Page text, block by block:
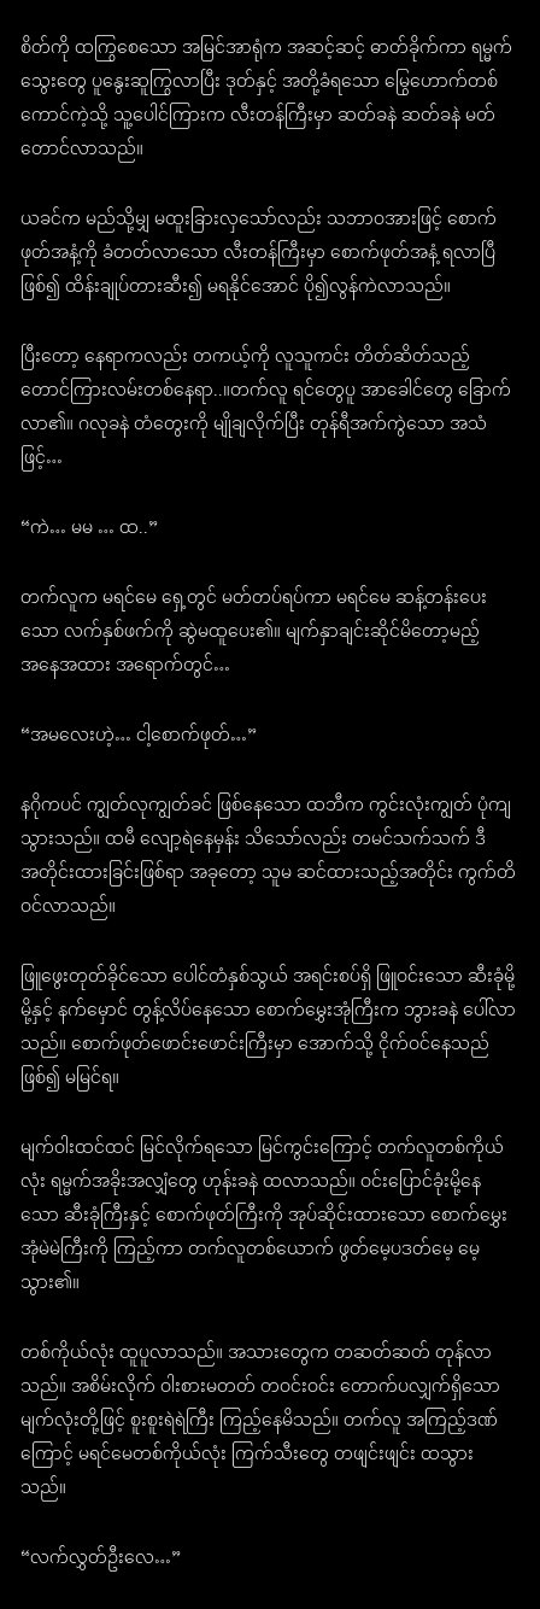
စိတ်ကို ထကြွစေသော အမြင်အာရုံက အဆင့်ဆင့် ဓာတ်ခိုက်ကာ ရမ္မက်
သွေးတွေ ပူနွေးဆူကြွလာပြီး ဒုတ်နှင့် အတို့ခံရသော မြွေဟောက်တစ်
ကောင်ကဲ့သို့ သူ့ပေါင်ကြားက လီးတန်ကြီးမှာ ဆတ်ခနဲ ဆတ်ခနဲ မတ်
တောင်လာသည်။
ယခင်က မည်သို့မျှ မထူးခြားလှသော်လည်း သဘာဝအားဖြင့် စောက်
ဖုတ်အနံ့ကို ခံတတ်လာသော လီးတန်ကြီးမှာ စောက်ဖုတ်အနံ့ ရလာပြီ
ဖြစ်၍ ထိန်းချုပ်တားဆီး၍ မရနိုင်အောင် ပို၍လွန်ကဲလာသည်။
ပြီးတော့ နေရာကလည်း တကယ့်ကို လူသူကင်း တိတ်ဆိတ်သည့်
တောင်ကြားလမ်းတစ်နေရာ..။တက်လူ ရင်တွေပူ အာခေါင်တွေ ခြောက်
လာ၏။ ဂလုခနဲ တံတွေးကို မျိုချလိုက်ပြီး တုန်ရီအက်ကွဲသော အသံ
ဖြင့်…
“ကဲ… မမ … ထ..”
တက်လူက မရင်မေ ရှေ့တွင် မတ်တပ်ရပ်ကာ မရင်မေ ဆန့်တန်းပေး
သော လက်နှစ်ဖက်ကို ဆွဲမထူပေး၏။ မျက်နှာချင်းဆိုင်မိတော့မည့်
အနေအထား အရောက်တွင်…
“အမလေးဟဲ့… ငါ့စောက်ဖုတ်…”
နဂိုကပင် ကျွတ်လုကျွတ်ခင် ဖြစ်နေသော ထဘီက ကွင်းလုံးကျွတ် ပုံကျ
သွားသည်။ ထမီ လျော့ရဲနေမှန်း သိသော်လည်း တမင်သက်သက် ဒီ
အတိုင်းထားခြင်းဖြစ်ရာ အခုတော့ သူမ ဆင်ထားသည့်အတိုင်း ကွက်တိ
ဝင်လာသည်။
ဖြူဖွေးတုတ်ခိုင်သော ပေါင်တံနှစ်သွယ် အရင်းစပ်ရှိ ဖြူဝင်းသော ဆီးခုံမို့
မို့နှင့် နက်မှောင် တွန့်လိပ်နေသော စောက်မွှေးအုံကြီးက ဘွားခနဲ ပေါ်လာ
သည်။ စောက်ဖုတ်ဖောင်းဖောင်းကြီးမှာ အောက်သို့ ငိုက်ဝင်နေသည်
ဖြစ်၍ မမြင်ရ။
မျက်ဝါးထင်ထင် မြင်လိုက်ရသော မြင်ကွင်းကြောင့် တက်လူတစ်ကိုယ်
လုံး ရမ္မက်အခိုးအလျှံတွေ ဟုန်းခနဲ ထလာသည်။ ဝင်းပြောင်ခုံးမို့နေ
သော ဆီးခုံကြီးနှင့် စောက်ဖုတ်ကြီးကို အုပ်ဆိုင်းထားသော စောက်မွှေး
အုံမဲမဲကြီးကို ကြည့်ကာ တက်လူတစ်ယောက် ဖွတ်မေ့ပဒတ်မေ့ မေ့
သွား၏။
တစ်ကိုယ်လုံး ထူပူလာသည်။ အသားတွေက တဆတ်ဆတ် တုန်လာ
သည်။ အစိမ်းလိုက် ဝါးစားမတတ် တဝင်းဝင်း တောက်ပလျှက်ရှိသော
မျက်လုံးတို့ဖြင့် စူးစူးရဲရဲကြီး ကြည့်နေမိသည်။ တက်လူ အကြည့်ဒဏ်
ကြောင့် မရင်မေတစ်ကိုယ်လုံး ကြက်သီးတွေ တဖျင်းဖျင်း ထသွား
သည်။
“လက်လွှတ်ဦးလေ…”